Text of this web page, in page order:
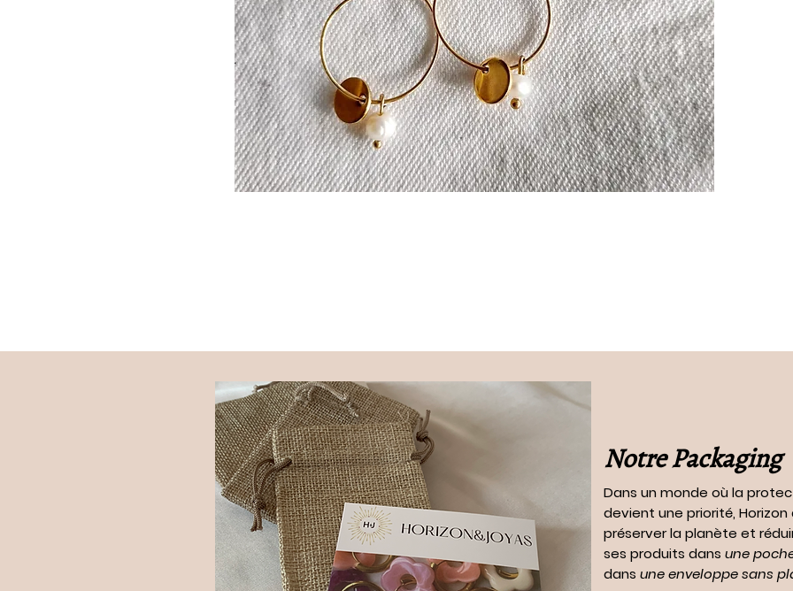
Notre Packaging
Dans un monde où la
devient une priorité,
préserver la planète et
ses produits dans une
dans une enveloppe sans